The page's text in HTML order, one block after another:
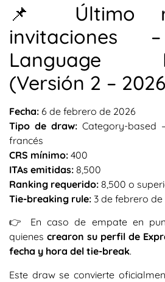
📌 Último
invitaciones
Language
(Versión 2 –
Fecha: 6 de febrero de 2026
Tipo de draw: Category-based
francés
CRS mínimo: 400
ITAs emitidas: 8,500
Ranking requerido: 8,500 o
Tie-breaking rule: 3 de febrero de
👉 En caso de empate en
quienes crearon su perfil de
fecha y hora del tie-break.
Este draw se convierte